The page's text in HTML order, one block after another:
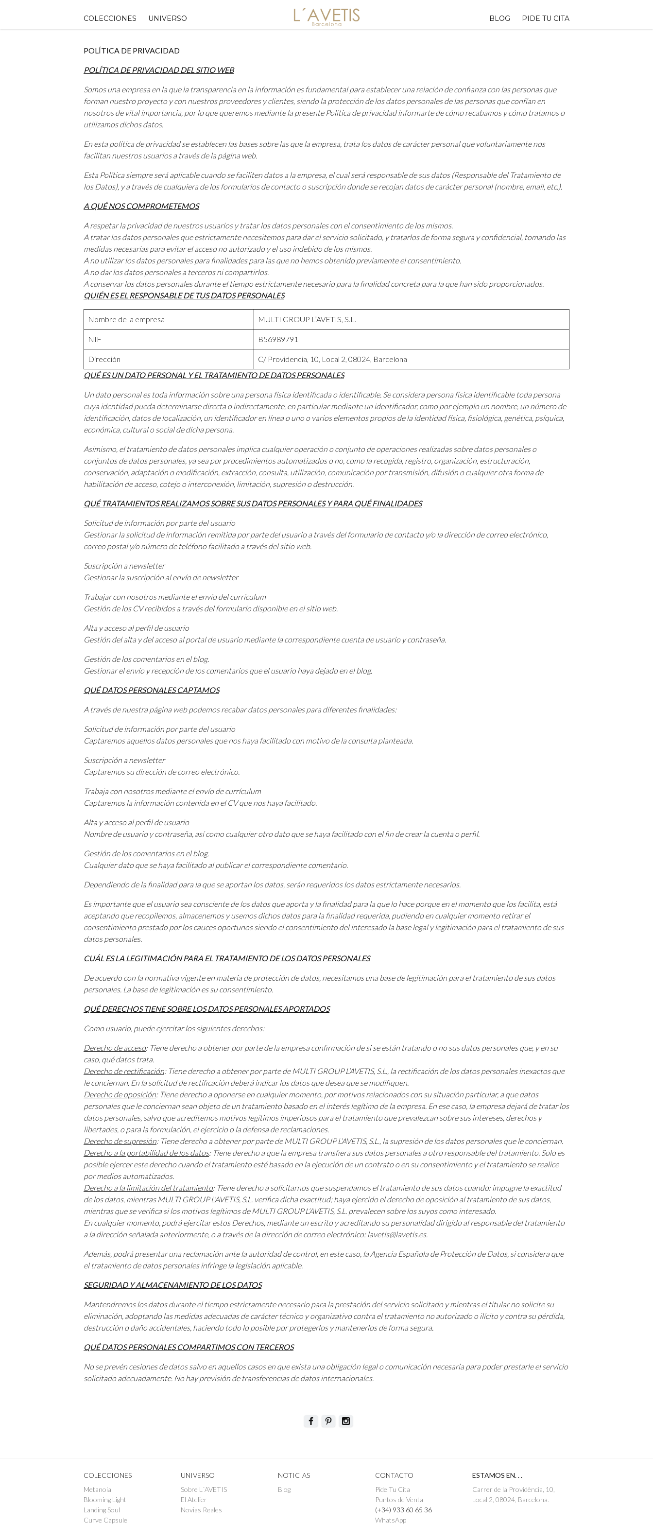
content
COLECCIONES UNIVERSO BLOG PIDE TU CITA
POLÍTICA DE PRIVACIDAD
POLÍTICA DE PRIVACIDAD DEL SITIO WEB
Somos una empresa en la que la transparencia en la información es fundamental para establecer una relación de confianza con las personas que
forman nuestro proyecto y con nuestros proveedores y clientes, siendo la protección de los datos personales de las personas que confían en
nosotros de vital importancia, por lo que queremos mediante la presente Política de privacidad informarte de cómo recabamos y cómo tratamos o
utilizamos dichos datos.
En esta política de privacidad se establecen las bases sobre las que la empresa, trata los datos de carácter personal que voluntariamente nos
facilitan nuestros usuarios a través de la página web.
Esta Política siempre será aplicable cuando se faciliten datos a la empresa, el cual será responsable de sus datos (Responsable del Tratamiento de
los Datos), y a través de cualquiera de los formularios de contacto o suscripción donde se recojan datos de carácter personal (nombre, email, etc.).
A QUÉ NOS COMPROMETEMOS
A respetar la privacidad de nuestros usuarios y tratar los datos personales con el consentimiento de los mismos.
A tratar los datos personales que estrictamente necesitemos para dar el servicio solicitado, y tratarlos de forma segura y confidencial, tomando las
medidas necesarias para evitar el acceso no autorizado y el uso indebido de los mismos.
A no utilizar los datos personales para finalidades para las que no hemos obtenido previamente el consentimiento.
A no dar los datos personales a terceros ni compartirlos.
A conservar los datos personales durante el tiempo estrictamente necesario para la finalidad concreta para la que han sido proporcionados.
QUIÉN ES EL RESPONSABLE DE TUS DATOS PERSONALES
Nombre de la empresa MULTI GROUP L’AVETIS, S.L.
NIF B56989791
Dirección
C/ Providencia, 10, Local 2, 08024, Barcelona
QUÉ ES UN DATO PERSONAL Y EL TRATAMIENTO DE DATOS PERSONALES
Un dato personal es toda información sobre una persona física identificada o identificable. Se considera persona física identificable toda persona
cuya identidad pueda determinarse directa o indirectamente, en particular mediante un identificador, como por ejemplo un nombre, un número de
identificación, datos de localización, un identificador en línea o uno o varios elementos propios de la identidad física, fisiológica, genética, psíquica,
económica, cultural o social de dicha persona.
Asimismo, el tratamiento de datos personales implica cualquier operación o conjunto de operaciones realizadas sobre datos personales o
conjuntos de datos personales, ya sea por procedimientos automatizados o no, como la recogida, registro, organización, estructuración,
conservación, adaptación o modificación, extracción, consulta, utilización, comunicación por transmisión, difusión o cualquier otra forma de
habilitación de acceso, cotejo o interconexión, limitación, supresión o destrucción.
QUÉ TRATAMIENTOS REALIZAMOS SOBRE SUS DATOS PERSONALES Y PARA QUÉ FINALIDADES
Solicitud de información por parte del usuario
Gestionar la solicitud de información remitida por parte del usuario a través del formulario de contacto y/o la dirección de correo electrónico,
correo postal y/o número de teléfono facilitado a través del sitio web.
Suscripción a newsletter
Gestionar la suscripción al envío de newsletter
Trabajar con nosotros mediante el envío del currículum
Gestión de los CV recibidos a través del formulario disponible en el sitio web.
Alta y acceso al perfil de usuario
Gestión del alta y del acceso al portal de usuario mediante la correspondiente cuenta de usuario y contraseña.
Gestión de los comentarios en el blog.
Gestionar el envío y recepción de los comentarios que el usuario haya dejado en el blog.
QUÉ DATOS PERSONALES CAPTAMOS
A través de nuestra página web podemos recabar datos personales para diferentes finalidades:
Solicitud de información por parte del usuario
Captaremos aquellos datos personales que nos haya facilitado con motivo de la consulta planteada.
Suscripción a newsletter
Captaremos su dirección de correo electrónico.
Trabaja con nosotros mediante el envío de currículum
Captaremos la información contenida en el CV que nos haya facilitado.
Alta y acceso al perfil de usuario
Nombre de usuario y contraseña, así como cualquier otro dato que se haya facilitado con el fin de crear la cuenta o perfil.
Gestión de los comentarios en el blog.
Cualquier dato que se haya facilitado al publicar el correspondiente comentario.
Dependiendo de la finalidad para la que se aportan los datos, serán requeridos los datos estrictamente necesarios.
Es importante que el usuario sea consciente de los datos que aporta y la finalidad para la que lo hace porque en el momento que los facilita, está
aceptando que recopilemos, almacenemos y usemos dichos datos para la finalidad requerida, pudiendo en cualquier momento retirar el
consentimiento prestado por los cauces oportunos siendo el consentimiento del interesado la base legal y legitimación para el tratamiento de sus
datos personales.
CUÁL ES LA LEGITIMACIÓN PARA EL TRATAMIENTO DE LOS DATOS PERSONALES
De acuerdo con la normativa vigente en materia de protección de datos, necesitamos una base de legitimación para el tratamiento de sus datos
personales. La base de legitimación es su consentimiento.
QUÉ DERECHOS TIENE SOBRE LOS DATOS PERSONALES APORTADOS
Como usuario, puede ejercitar los siguientes derechos:
Derecho de acceso: Tiene derecho a obtener por parte de la empresa confirmación de si se están tratando o no sus datos personales que, y en su
caso, qué datos trata.
Derecho de rectificación: Tiene derecho a obtener por parte de MULTI GROUP L’AVETIS, S.L., la rectificación de los datos personales inexactos que
le conciernan. En la solicitud de rectificación deberá indicar los datos que desea que se modifiquen.
Derecho de oposición: Tiene derecho a oponerse en cualquier momento, por motivos relacionados con su situación particular, a que datos
personales que le conciernan sean objeto de un tratamiento basado en el interés legítimo de la empresa. En ese caso, la empresa dejará de tratar los
datos personales, salvo que acreditemos motivos legítimos imperiosos para el tratamiento que prevalezcan sobre sus intereses, derechos y
libertades, o para la formulación, el ejercicio o la defensa de reclamaciones.
Derecho de supresión: Tiene derecho a obtener por parte de MULTI GROUP L’AVETIS, S.L., la supresión de los datos personales que le conciernan.
Derecho a la portabilidad de los datos: Tiene derecho a que la empresa transfiera sus datos personales a otro responsable del tratamiento. Solo es
posible ejercer este derecho cuando el tratamiento esté basado en la ejecución de un contrato o en su consentimiento y el tratamiento se realice
por medios automatizados.
Derecho a la limitación del tratamiento: Tiene derecho a solicitarnos que suspendamos el tratamiento de sus datos cuando: impugne la exactitud
de los datos, mientras MULTI GROUP L’AVETIS, S.L. verifica dicha exactitud; haya ejercido el derecho de oposición al tratamiento de sus datos,
mientras que se verifica si los motivos legítimos de MULTI GROUP L’AVETIS, S.L. prevalecen sobre los suyos como interesado.
En cualquier momento, podrá ejercitar estos Derechos, mediante un escrito y acreditando su personalidad dirigido al responsable del tratamiento
a la dirección señalada anteriormente, o a través de la dirección de correo electrónico: lavetis@lavetis.es.
Además, podrá presentar una reclamación ante la autoridad de control, en este caso, la Agencia Española de Protección de Datos, si considera que
el tratamiento de datos personales infringe la legislación aplicable.
SEGURIDAD Y ALMACENAMIENTO DE LOS DATOS
Mantendremos los datos durante el tiempo estrictamente necesario para la prestación del servicio solicitado y mientras el titular no solicite su
eliminación, adoptando las medidas adecuadas de carácter técnico y organizativo contra el tratamiento no autorizado o ilícito y contra su pérdida,
destrucción o daño accidentales, haciendo todo lo posible por protegerlos y mantenerlos de forma segura.
QUÉ DATOS PERSONALES COMPARTIMOS CON TERCEROS
No se prevén cesiones de datos salvo en aquellos casos en que exista una obligación legal o comunicación necesaria para poder prestarle el servicio
solicitado adecuadamente. No hay previsión de transferencias de datos internacionales.
COLECCIONES
Metanoia
Blooming Light
Landing Soul
Curve Capsule
UNIVERSO
Sobre L´AVETIS
El Atelier
Novias Reales
NOTICIAS
Blog
CONTACTO
Pide Tu Cita
Puntos de Venta
(+34) 933 60 65 36
WhatsApp
ESTAMOS EN. . .
Carrer de la Providència, 10,
Local 2, 08024, Barcelona.